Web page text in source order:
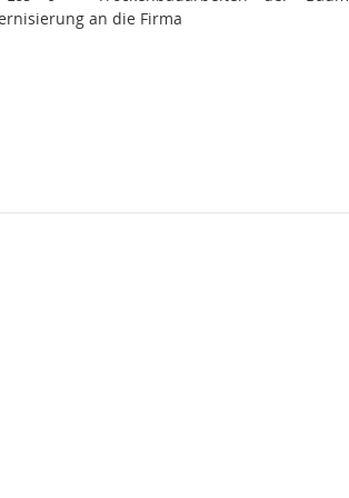
an die Firma